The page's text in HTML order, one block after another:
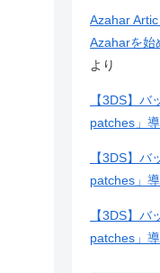
Azahar
Azaharを始
より
【3DS】
patches」
【3DS】
patches」
【3DS】
patches」